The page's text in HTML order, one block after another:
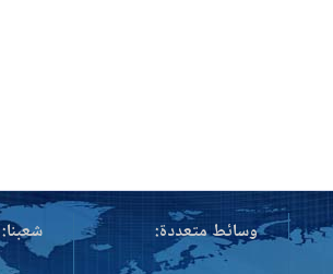
وسائط متعددة: شعبنا: